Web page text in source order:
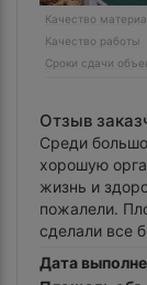
Качество
Качество работы
Сроки сдачи
Отзыв
Среди
хорошую
жизнь и
пожалели.
сделали все
Дата